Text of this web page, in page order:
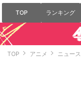
TOP ランキング
TOP アニメ ニュース